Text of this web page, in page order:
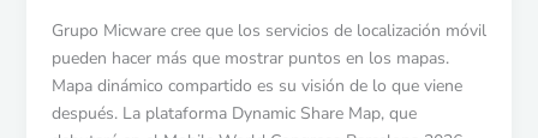
Grupo Micware cree que los servicios de localización móvil
pueden hacer más que mostrar puntos en los mapas.
Mapa dinámico compartido es su visión de lo que viene
después. La plataforma Dynamic Share Map, que
Micware
apunta
hacia
un